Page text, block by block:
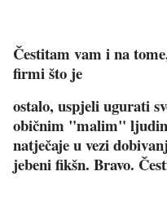
Čestitam vam i na
firmi što je
ostalo, uspjeli ugurati
običnim "malim"
natječaje u vezi
jebeni fikšn. Bravo.